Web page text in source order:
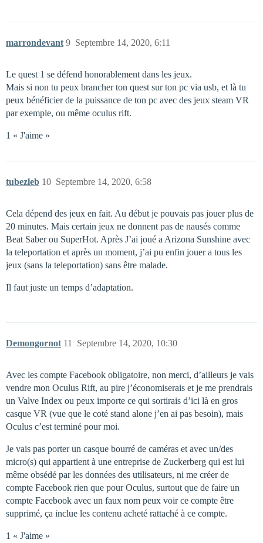
marrondevant Septembre 14, 2020, 6:11
9
Le quest 1 se défend honorablement dans les jeux.
Mais si non tu peux brancher ton quest sur ton pc via usb, et là tu
peux bénéficier de la puissance de ton pc avec des jeux steam VR
par exemple, ou même oculus rift.
1 « J'aime »
tubezleb Septembre 14, 2020, 6:58
10
Cela dépend des jeux en fait. Au début je pouvais pas jouer plus de
20 minutes. Mais certain jeux ne donnent pas de nausés comme
Beat Saber ou SuperHot. Après J’ai joué a Arizona Sunshine avec
la teleportation et après un moment, j’ai pu enfin jouer a tous les
jeux (sans la teleportation) sans être malade.
Il faut juste un temps d’adaptation.
Demongornot Septembre 14, 2020, 10:30
11
Avec les compte Facebook obligatoire, non merci, d’ailleurs je vais
vendre mon Oculus Rift, au pire j’économiserais et je me prendrais
un Valve Index ou peux importe ce qui sortirais d’ici là en gros
casque VR (vue que le coté stand alone j’en ai pas besoin), mais
Oculus c’est terminé pour moi.
Je vais pas porter un casque bourré de caméras et avec un/des
micro(s) qui appartient à une entreprise de Zuckerberg qui est lui
même obsédé par les données des utilisateurs, ni me créer de
compte Facebook rien que pour Oculus, surtout que de faire un
compte Facebook avec un faux nom peux voir ce compte être
supprimé, ça inclue les contenu acheté rattaché à ce compte.
1 « J'aime »